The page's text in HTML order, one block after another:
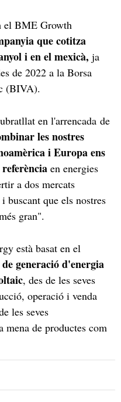
el BME Growth
que cotitza
i en el mexicà, ja
de 2022 a la Borsa
(BIVA).
en l'arrencada de
les nostres
i Europa ens
en energies
a dos mercats
buscant que els nostres
gran".
està basat en el
generació d'energia
, des de les seves
operació i venda
les seves
de productes com